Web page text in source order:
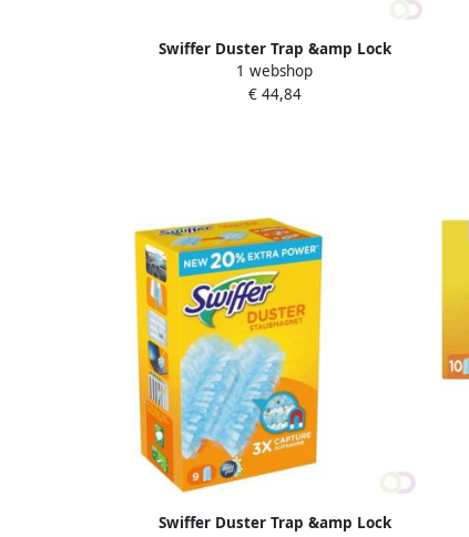
Swiffer Duster Trap &amp Lock
navullingen x15
1 webshop
€ 44,84
Swiffer Duster Trap &amp Lock